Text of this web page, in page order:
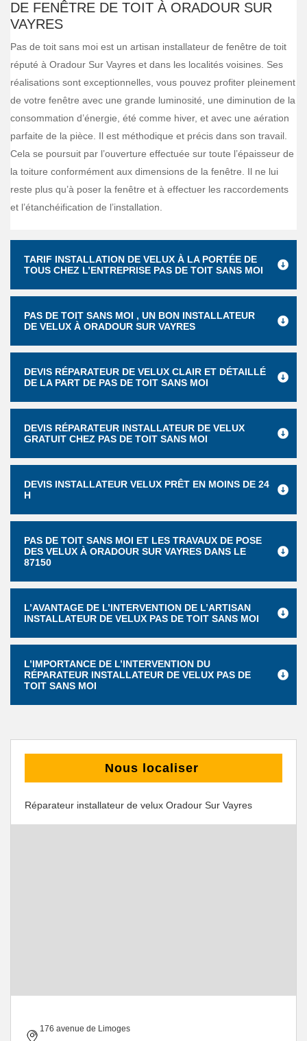
DE FENÊTRE DE TOIT À ORADOUR SUR
VAYRES
Pas de toit sans moi est un artisan installateur de fenêtre de toit
réputé à Oradour Sur Vayres et dans les localités voisines. Ses
réalisations sont exceptionnelles, vous pouvez profiter pleinement
de votre fenêtre avec une grande luminosité, une diminution de la
consommation d’énergie, été comme hiver, et avec une aération
parfaite de la pièce. Il est méthodique et précis dans son travail.
Cela se poursuit par l’ouverture effectuée sur toute l’épaisseur de
la toiture conformément aux dimensions de la fenêtre. Il ne lui
reste plus qu’à poser la fenêtre et à effectuer les raccordements
et l’étanchéification de l’installation.
TARIF INSTALLATION DE VELUX À LA PORTÉE DE
TOUS CHEZ L’ENTREPRISE PAS DE TOIT SANS MOI
PAS DE TOIT SANS MOI , UN BON INSTALLATEUR
DE VELUX À ORADOUR SUR VAYRES
DEVIS RÉPARATEUR DE VELUX CLAIR ET DÉTAILLÉ
DE LA PART DE PAS DE TOIT SANS MOI
DEVIS RÉPARATEUR INSTALLATEUR DE VELUX
GRATUIT CHEZ PAS DE TOIT SANS MOI
DEVIS INSTALLATEUR VELUX PRÊT EN MOINS DE 24
H
PAS DE TOIT SANS MOI ET LES TRAVAUX DE POSE
DES VELUX À ORADOUR SUR VAYRES DANS LE
87150
L’AVANTAGE DE L’INTERVENTION DE L’ARTISAN
INSTALLATEUR DE VELUX PAS DE TOIT SANS MOI
L’IMPORTANCE DE L’INTERVENTION DU
RÉPARATEUR INSTALLATEUR DE VELUX PAS DE
TOIT SANS MOI
Nous localiser
Réparateur installateur de velux Oradour Sur Vayres
176 avenue de Limoges